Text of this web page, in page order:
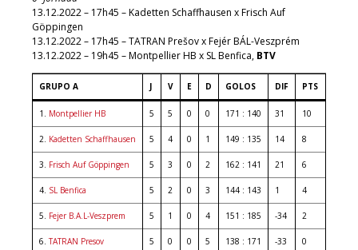
13.12.2022 – 17h45 – Kadetten Schaffhausen x Frisch Auf
Göppingen
13.12.2022 – 17h45 – TATRAN Prešov x Fejér BÁL-Veszprém
13.12.2022 – 19h45 – Montpellier HB x SL Benfica, BTV
GRUPO A J V E D GOLOS DIF PTS
1. Montpellier HB 5 5 0 0 171 : 140 31 10
2. Kadetten Schaffhausen 5 4 0 1 149 : 135 14 8
3. Frisch Auf Göppingen 5 3 0 2 162 : 141 21 6
4. SL Benfica 5 2 0 3 144 : 143 1 4
5. Fejer B.A.L-Veszprem 5 1 0 4 151 : 185 -34 2
6.TATRAN Presov 5 0 0 5 138 : 171 -33 0